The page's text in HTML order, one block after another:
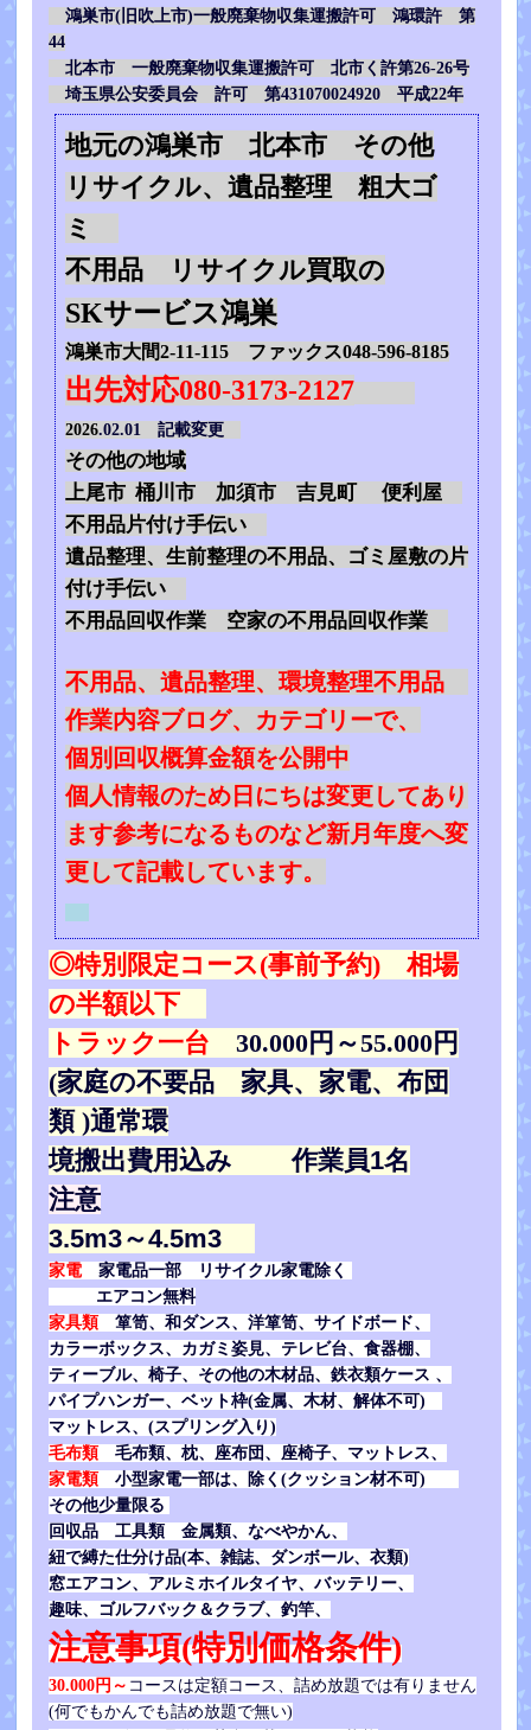
鴻巣市(旧吹上市)一般廃棄物収集運搬許可 鴻環許 第
44
北本市 一般廃棄物収集運搬許可 北市く許第26-26号
埼玉県公安委員会 許可 第431070024920 平成22年
地元の鴻巣市 北本市 その他
リサイクル、遺品整理 粗大ゴ
ミ
不用品 リサイクル買取の
SKサービス鴻巣
鴻巣市大間2-11-115 ファックス048-596-8185
出先対応080-3173-2127
2026.02.01 記載変更
その他の地域
上尾市 桶川市 加須市 吉見町 便利屋
不用品片付け手伝い
遺品整理、生前整理の不用品、ゴミ屋敷の片
付け手伝い
不用品回収作業 空家の不用品回収作業
不用品、遺品整理、環境整理不用品
作業内容ブログ、カテゴリーで、
個別回収概算金額を公開中
個人情報のため日にちは変更してあり
ます参考になるものなど新月年度へ変
更して記載しています。
◎特別限定コース(事前予約) 相場
の半額以下
トラック一台 30.000円～55.000円
(家庭の不要品 家具、家電、布団
類 )通常環
境搬出費用込み 作業員1名
注意
3.5m3～4.5m3
家電 家電品一部 リサイクル家電除く
エアコン無料
家具類箪笥、和ダンス、洋箪笥、サイドボード、
カラーボックス、カガミ姿見、テレビ台、食器棚、
ティーブル、椅子、その他の木材品、鉄衣類ケース 、
パイプハンガー、ベット枠(金属、木材、解体不可)
マットレス、(スプリング入り)
毛布類毛布類、枕、座布団、座椅子、マットレス、
家電類小型家電一部は、除く(クッション材不可)
その他少量限る
回収品 工具類 金属類、なべやかん、
紐で縛た仕分け品(本、雑誌、ダンボール、衣類)
窓エアコン、
アルミホイルタイヤ、バッテリー、
趣味、ゴルフバック＆クラブ、釣竿、
注意事項(特別価格条件)
30.000円～ コースは定額コース、詰め放題では有りません
(何でもかんでも詰め放題で無い)